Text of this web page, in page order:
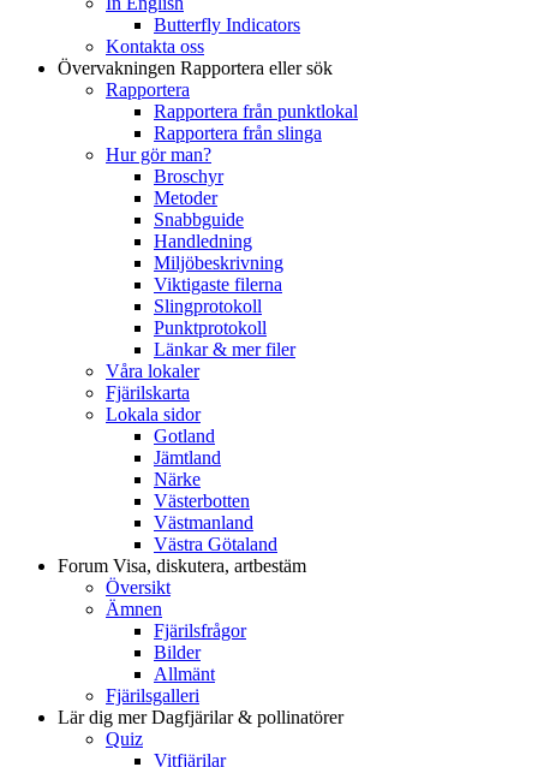
Butterfly Indicators
Kontakta oss
Övervakningen Rapportera eller sök
Rapportera
Rapportera från punktlokal
Rapportera från slinga
Hur gör man?
Broschyr
Metoder
Snabbguide
Handledning
Miljöbeskrivning
Viktigaste filerna
Slingprotokoll
Punktprotokoll
Länkar & mer filer
Våra lokaler
Fjärilskarta
Lokala sidor
Gotland
Jämtland
Närke
Västerbotten
Västmanland
Västra Götaland
Forum Visa, diskutera, artbestäm
Översikt
Ämnen
Fjärilsfrågor
Bilder
Allmänt
Fjärilsgalleri
Lär dig merDagfjärilar & pollinatörer
Quiz
Vitfjärilar